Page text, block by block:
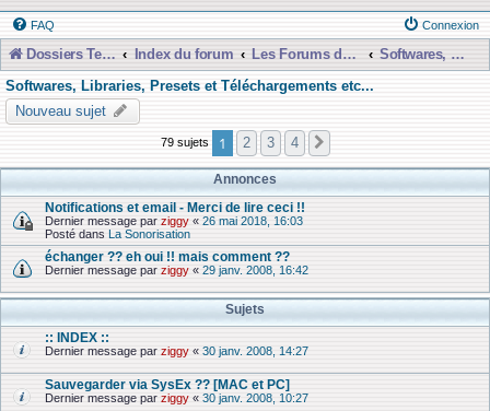
FAQ Connexion
Dossiers Techniques Index du forum Les Forums de Discussions
Softwares, Libraries, Presets et Téléchargements etc...
Softwares, Libraries, Presets et Téléchargements etc...
Nouveau sujet
79 sujets 1 2 3 4
Annonces
Notifications et email - Merci de lire ceci !!
Dernier message par ziggy « 26 mai 2018, 16:03
Posté dans La Sonorisation
échanger ?? eh oui !! mais comment ??
Dernier message par ziggy « 29 janv. 2008, 16:42
Sujets
:: INDEX ::
Dernier message par ziggy « 30 janv. 2008, 14:27
Sauvegarder via SysEx ?? [MAC et PC]
Dernier message par ziggy « 30 janv. 2008, 10:27